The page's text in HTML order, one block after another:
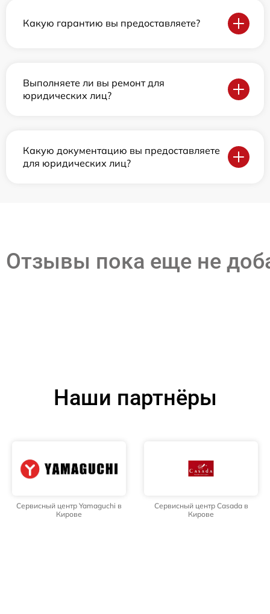
Какую гарантию вы предоставляете?
Выполняете ли вы ремонт для
юридических лиц?
Какую документацию вы предоставляете
для юридических лиц?
Отзывы пока еще не
Наши партнёры
Сервисный центр Yamaguchi в
Кирове
Сервисный центр Casada в
Кирове